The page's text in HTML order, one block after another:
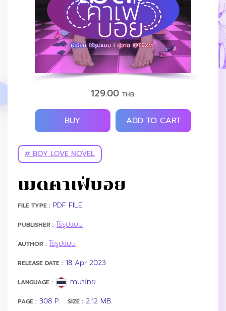
129.00 THB.
BUY ADD TO CART
# BOY LOVE NOVEL
เมดคาเฟ่บอย
FILE TYPE : PDF FILE
PUBLISHER : ไร้รูปแบบ
AUTHOR : ไร้รูปแบบ
RELEASE DATE : 18 Apr 2023
LANGUAGE : ภาษาไทย
PAGE : 308 P. SIZE : 2.12 MB.